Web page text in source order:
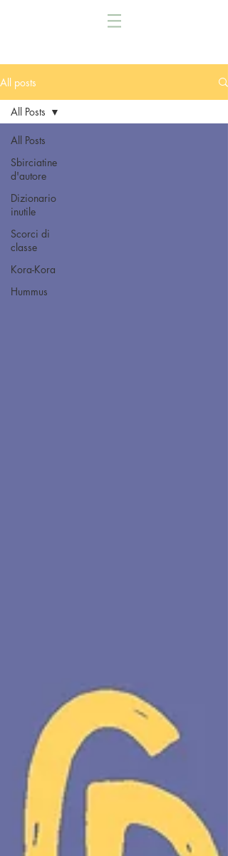
All posts
All Posts
Sbirciatine
d'autore
Dizionario
inutile
Scorci di
classe
Kora-Kora
Hummus
All Posts